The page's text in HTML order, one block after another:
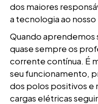
dos maiores
a tecnologia ao
Quando aprendemos
quase sempre os
corrente contínua. É
seu funcionamento,
dos polos positivos e
cargas elétricas